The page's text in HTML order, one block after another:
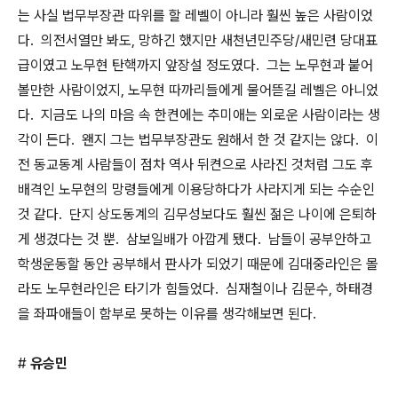
는 사실 법무부장관 따위를 할 레벨이 아니라 훨씬 높은 사람이었
다. 의전서열만 봐도, 망하긴 했지만 새천년민주당/새민련 당대표
급이였고 노무현 탄핵까지 앞장설 정도였다. 그는 노무현과 붙어
볼만한 사람이었지, 노무현 따까리들에게 물어뜯길 레벨은 아니었
다. 지금도 나의 마음 속 한켠에는 추미애는 외로운 사람이라는 생
각이 든다. 왠지 그는 법무부장관도 원해서 한 것 같지는 않다. 이
전 동교동계 사람들이 점차 역사 뒤켠으로 사라진 것처럼 그도 후
배격인 노무현의 망령들에게 이용당하다가 사라지게 되는 수순인
것 같다. 단지 상도동계의 김무성보다도 훨씬 젊은 나이에 은퇴하
게 생겼다는 것 뿐. 삼보일배가 아깝게 됐다. 남들이 공부안하고
학생운동할 동안 공부해서 판사가 되었기 때문에 김대중라인은 몰
라도 노무현라인은 타기가 힘들었다. 심재철이나 김문수, 하태경
을 좌파애들이 함부로 못하는 이유를 생각해보면 된다.
# 유승민